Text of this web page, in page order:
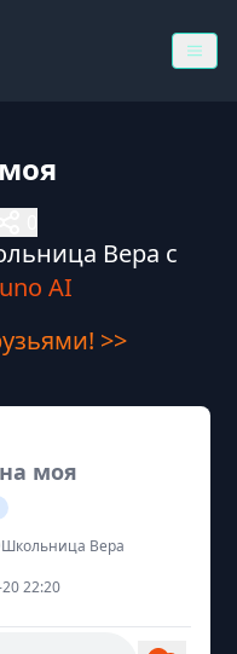
Вера с
AI
>>
моя
Вера
22:20